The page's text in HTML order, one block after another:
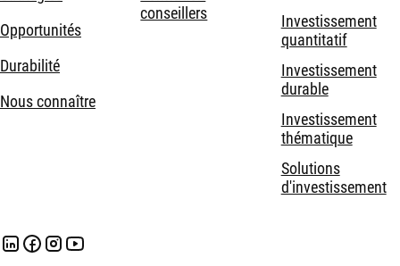
Opportunités
Durabilité
Nous connaître
conseillers
Investissement
quantitatif
Investissement
durable
Investissement
thématique
Solutions
d'investissement